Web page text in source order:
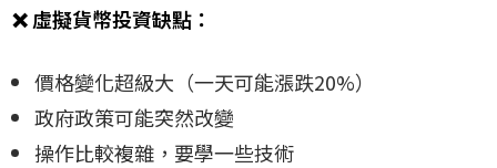
❌虛擬貨幣投資缺點：
價格變化超級大（一天可能漲跌20%）
政府政策可能突然改變
操作比較複雜，要學一些技術